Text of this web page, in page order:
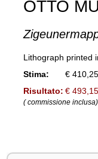
OTTO
Lithograph printed
Stima:
€
Risultato: €
( commissione inclusa)